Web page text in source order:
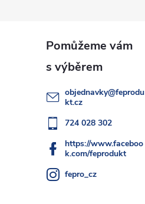
objednavky@feprodu
kt.cz
724 028 302
https://www.faceboo
k.com/feprodukt
fepro_cz